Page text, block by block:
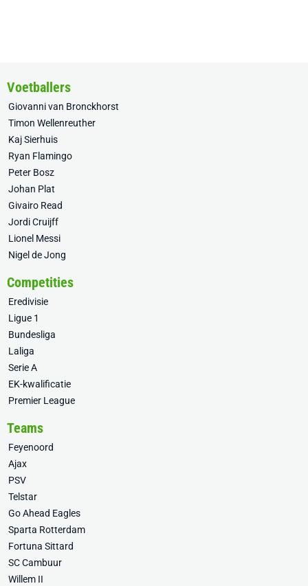
Voetballers
Giovanni van Bronckhorst
Timon Wellenreuther
Kaj Sierhuis
Ryan Flamingo
Peter Bosz
Johan Plat
Givairo Read
Jordi Cruijff
Lionel Messi
Nigel de Jong
Competities
Eredivisie
Ligue 1
Bundesliga
Laliga
Serie A
EK-kwalificatie
Premier League
Teams
Feyenoord
Ajax
PSV
Telstar
Go Ahead Eagles
Sparta Rotterdam
Fortuna Sittard
SC Cambuur
Willem II